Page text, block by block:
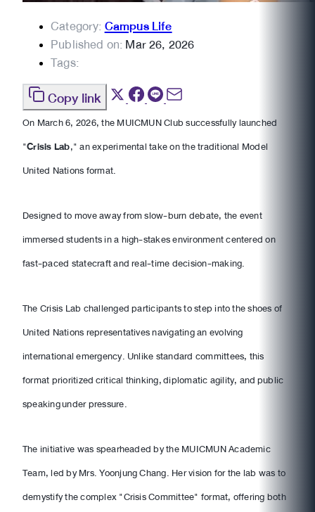
Category:Campus Life
Published on:Mar 26, 2026
Tags:
Copy link
On March 6, 2026, the MUICMUN Club successfully launched
"Crisis Lab," an experimental take on the traditional Model
United Nations format.
Designed to move away from slow-burn debate, the event
immersed students in a high-stakes environment centered on
fast-paced statecraft and real-time decision-making.
The Crisis Lab challenged participants to step into the shoes of
United Nations representatives navigating an evolving
international emergency. Unlike standard committees, this
format prioritized critical thinking, diplomatic agility, and public
speaking under pressure.
The initiative was spearheaded by the MUICMUN Academic
Team, led by Mrs. Yoonjung Chang. Her vision for the lab was to
demystify the complex "Crisis Committee" format, offering both